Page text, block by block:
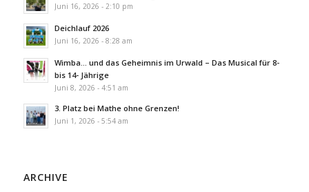
Juni 16, 2026 - 2:10 pm
Deichlauf 2026
Juni 16, 2026 - 8:28 am
Wimba… und das Geheimnis im Urwald – Das Musical für 8-
bis 14- Jährige
Juni 8, 2026 - 4:51 am
3. Platz bei Mathe ohne Grenzen!
Juni 1, 2026 - 5:54 am
ARCHIVE